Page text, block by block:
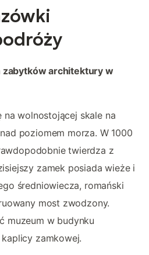
zabytków architektury w
na wolnostojącej skale na
poziomem morza. W 1000
twierdza z
zamek posiada wieże i
średniowiecza, romański
most zwodzony.
muzeum w budynku
zamkowej.